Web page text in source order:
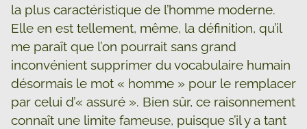
la plus caractéristique de l’homme moderne.
Elle en est tellement, même, la définition, qu’il
me paraît que l’on pourrait sans grand
inconvénient supprimer du vocabulaire humain
désormais le mot « homme » pour le remplacer
par celui d’« assuré ». Bien sûr, ce raisonnement
connaît une limite fameuse, puisque s’il y a tant